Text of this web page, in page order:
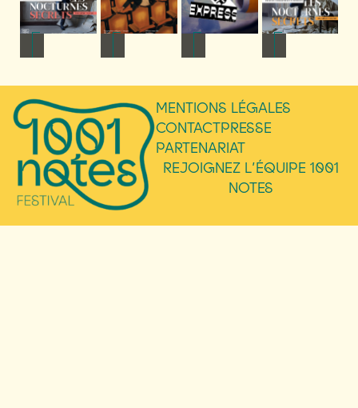
MENTIONS LÉGALES
CONTACTPRESSE
PARTENARIAT
REJOIGNEZ L’ÉQUIPE 1001
NOTES